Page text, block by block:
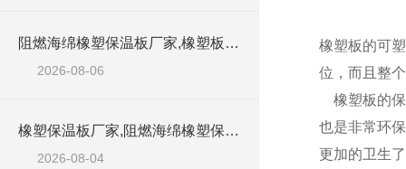
阻燃海绵橡塑保温板厂家,橡塑板厂家销售点
2026-08-06
橡塑保温板厂家,阻燃海绵橡塑保温板厂家出售
2026-08-04
橡塑板的可
位，而且整
橡塑板的保
也是非常环
更加的卫生